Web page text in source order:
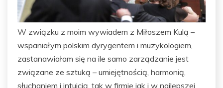
W związku z moim wywiadem z Miłoszem Kulą –
wspaniałym polskim dyrygentem i muzykologiem,
zastanawiałam się na ile samo zarządzanie jest
związane ze sztuką – umiejętnością, harmonią,
słuchaniem i intuicją, tak w firmie jak i w najlepszej